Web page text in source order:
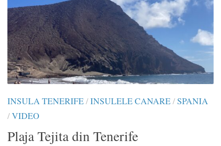
INSULA TENERIFE/INSULELE CANARE/SPANIA
/VIDEO
Plaja Tejita din Tenerife